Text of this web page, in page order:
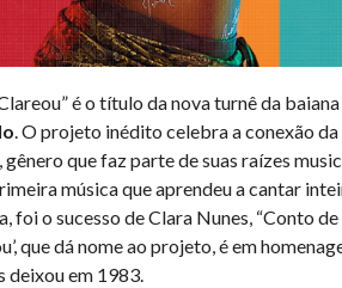
é o título da nova turnê da baiana
.O projeto inédito celebra a conexão
gênero que faz parte de suas raízes
música que aprendeu a cantar
foi o sucesso de Clara Nunes, “Conto de
que dá nome ao projeto, é em
deixou em 1983.